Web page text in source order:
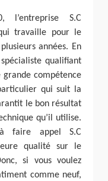
l’entreprise S.C
travaille pour le
années. En
qualifiant
compétence
qui suit la
le bon résultat
qu’il utilise.
faire appel S.C
qualité sur le
si vous voulez
comme neuf,